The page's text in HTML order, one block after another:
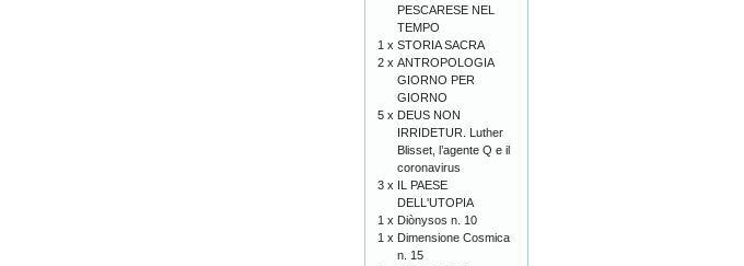
PESCARESE NEL
TEMPO
1 x STORIA SACRA
2 x ANTROPOLOGIA
GIORNO PER
GIORNO
5 x DEUS NON
IRRIDETUR. Luther
Blisset, l’agente Q e il
coronavirus
3 x IL PAESE
DELL'UTOPIA
1 x Diònysos n. 10
1 x Dimensione Cosmica
n. 15